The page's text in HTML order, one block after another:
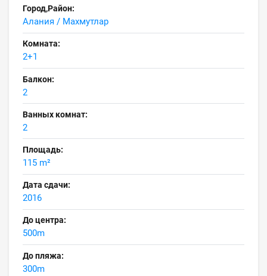
Город,Район:
Алания / Махмутлар
Комната:
2+1
Балкон:
2
Ванных комнат:
2
Площадь:
115 m²
Дата сдачи:
2016
До центра:
500m
До пляжа:
300m